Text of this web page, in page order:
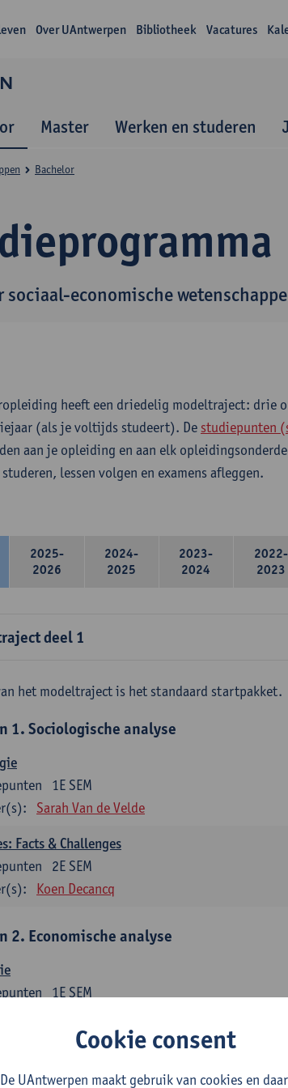
Over UAntwerpen Bibliotheek Vacatures
Master Werken en studeren
sociaal-economische
Bachelor
heeft een driedelig modeltraject: drie
(als je voltijds studeert). De studiepunten
aan je opleiding en aan elk
lessen volgen en examens afleggen.
2025-
2026
2024-
2025
2023-
2024
2022-
2023
deel 1
het modeltraject is het standaard startpakket.
1. Sociologische analyse
1E SEM
Sarah Van de Velde
Facts & Challenges
2E SEM
Koen Decancq
2. Economische analyse
1E SEM
Cookie consent
De UAntwerpen maakt gebruik van cookies en